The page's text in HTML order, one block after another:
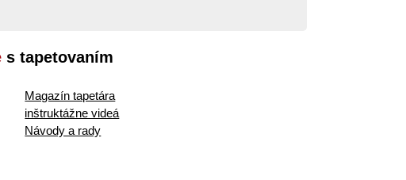
s tapetovaním
Magazín tapetára
inštruktážne videá
Návody a rady